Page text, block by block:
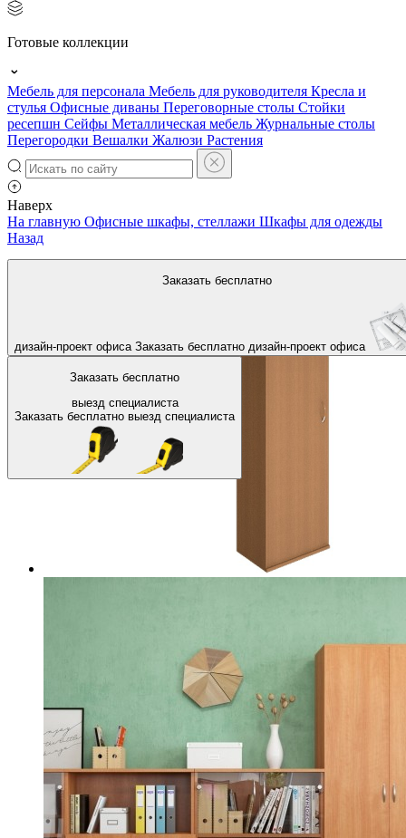
Готовые коллекции
Мебель для персонала Мебель для руководителя Кресла и
стулья Офисные диваны Переговорные столы Стойки
ресепшн Сейфы Металлическая мебель Журнальные столы
Перегородки Вешалки Жалюзи Растения
Наверх
Заказать бесплатно
дизайн-проект офиса Заказать бесплатно дизайн-проект офиса
Заказать бесплатно
выезд специалиста
Заказать бесплатно выезд специалиста
На главную Офисные шкафы, стеллажи Шкафы для одежды
Назад